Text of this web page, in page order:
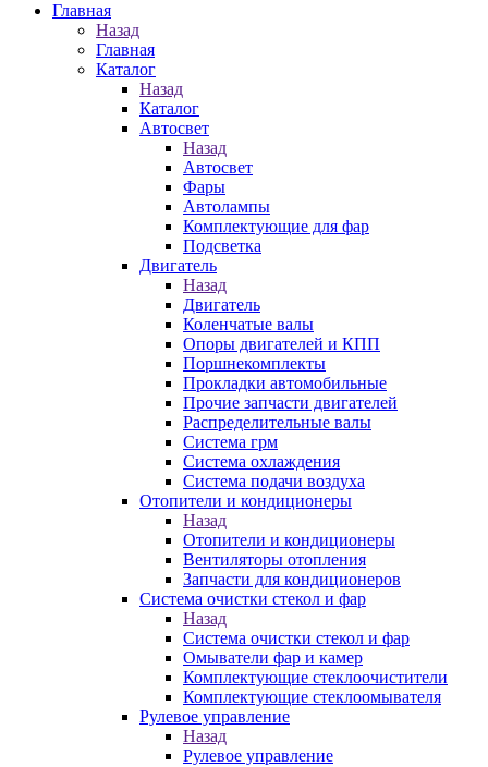
Главная
Назад
Главная
Каталог
Назад
Каталог
Автосвет
Назад
Автосвет
Фары
Автолампы
Комплектующие для фар
Подсветка
Двигатель
Назад
Двигатель
Коленчатые валы
Опоры двигателей и КПП
Поршнекомплекты
Прокладки автомобильные
Прочие запчасти двигателей
Распределительные валы
Система грм
Система охлаждения
Система подачи воздуха
Отопители и кондиционеры
Назад
Отопители и кондиционеры
Вентиляторы отопления
Запчасти для кондиционеров
Система очистки стекол и фар
Назад
Система очистки стекол и фар
Омыватели фар и камер
Комплектующие стеклоочистители
Комплектующие стеклоомывателя
Рулевое управление
Назад
Рулевое управление